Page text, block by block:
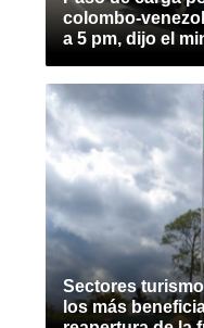
colombo-
a 5 pm, dijo el
Sectores
los más